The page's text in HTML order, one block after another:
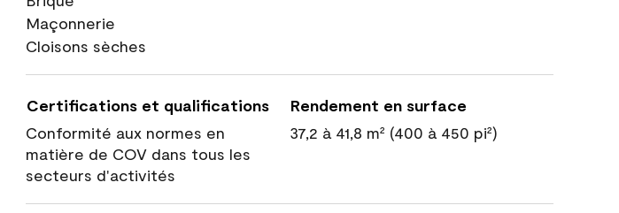
Maçonnerie
Cloisons sèches
Certifications et qualifications
Conformité aux normes en
matière de COV dans tous les
secteurs d'activités
Rendement en surface
37,2 à 41,8 m² (400 à 450 pi²)